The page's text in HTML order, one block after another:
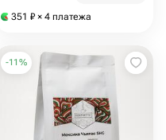
351 ₽ × 4 платежа
-11 %